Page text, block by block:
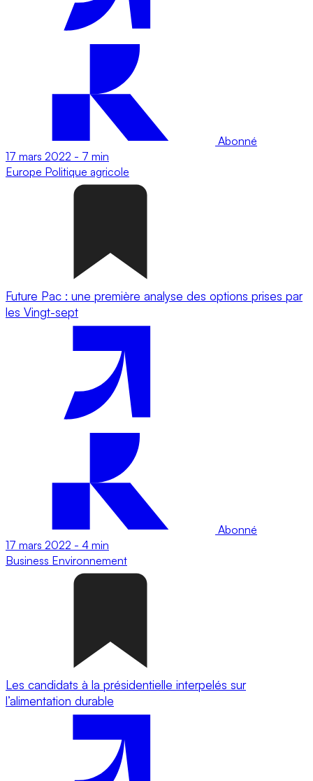
Abonné
17 mars 2022 - 7 min
Europe Politique agricole
Future Pac : une première analyse des options prises par
les Vingt-sept
Abonné
17 mars 2022 - 4 min
Business Environnement
Les candidats à la présidentielle interpelés sur
l’alimentation durable